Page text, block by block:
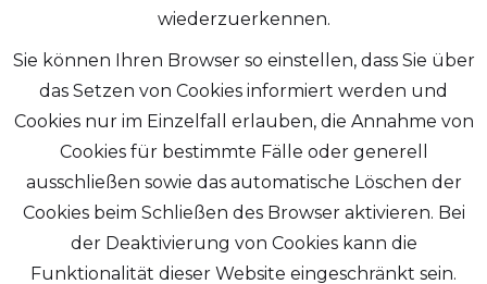
wiederzuerkennen.
Sie können Ihren Browser so einstellen, dass Sie über
das Setzen von Cookies informiert werden und
Cookies nur im Einzelfall erlauben, die Annahme von
Cookies für bestimmte Fälle oder generell
ausschließen sowie das automatische Löschen der
Cookies beim Schließen des Browser aktivieren. Bei
der Deaktivierung von Cookies kann die
Funktionalität dieser Website eingeschränkt sein.